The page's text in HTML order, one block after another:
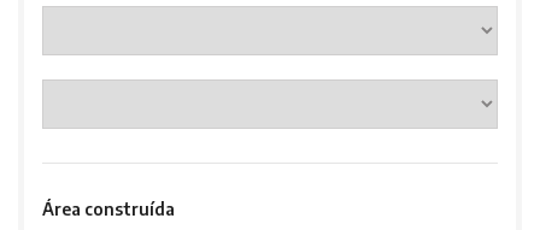
Área construída